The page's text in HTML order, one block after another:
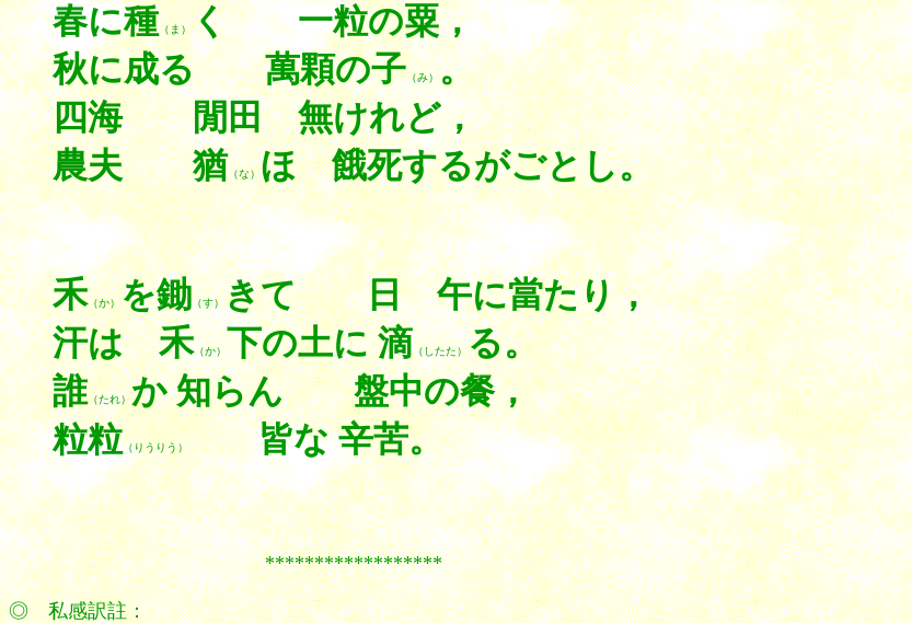
春に種（ま）く 一粒の粟，
秋に成る 萬顆の子（み）。
四海 閒田 無けれど，
農夫 猶（な）ほ 餓死するがごとし。
禾（か）を鋤（す）きて 日 午に當たり，
汗は禾（か）下の土に 滴（したた）る。
誰（たれ）か 知らん 盤中の餐，
粒粒（りうりう）皆な 辛苦。
******************
◎ 私感訳註：